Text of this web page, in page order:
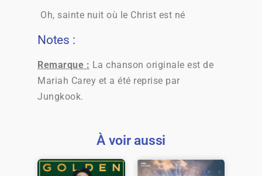
Oh, sainte nuit où le Christ est né
Notes :
Remarque : La chanson originale est de
Mariah Carey et a été reprise par
Jungkook.
À voir aussi